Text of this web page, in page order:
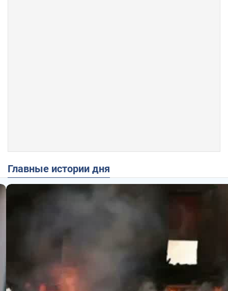
Главные истории дня